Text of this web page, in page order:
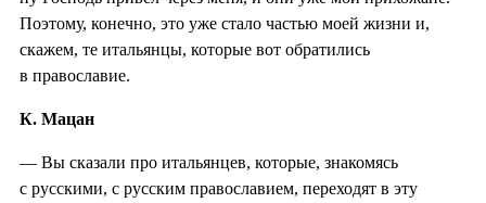
Поэтому, конечно, это уже стало частью моей жизни и,
скажем, те итальянцы, которые вот обратились
в православие.
К. Мацан
— Вы сказали про итальянцев, которые, знакомясь
с русскими, с русским православием, переходят в эту